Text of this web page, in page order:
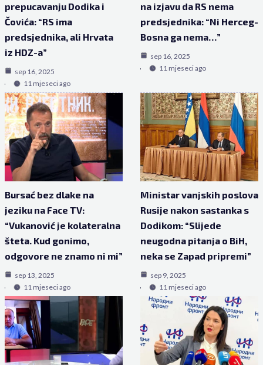
prepucavanju Dodika i
Čovića: “RS ima
predsjednika, ali Hrvata
iz HDZ-a”
sep 16, 2025
11 mjeseci ago
na izjavu da RS nema
predsjednika: “Ni Herceg-
Bosna ga nema…”
sep 16, 2025
11 mjeseci ago
Bursać bez dlake na
jeziku na Face TV:
“Vukanović je kolateralna
šteta. Kud gonimo,
odgovore ne znamo ni mi”
sep 13, 2025
11 mjeseci ago
Ministar vanjskih poslova
Rusije nakon sastanka s
Dodikom: “Slijede
neugodna pitanja o BiH,
neka se Zapad pripremi”
sep 9, 2025
11 mjeseci ago